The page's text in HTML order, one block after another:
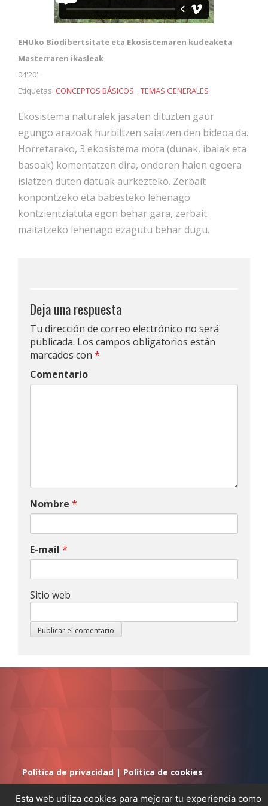
EHUko Biodibertsitate eta Ekosistemaren kudeaketa
Masterraren ikasleak
04'20''
Etiquetas: CONCEPTOS BÁSICOS ,TEMAS GENERALES
Ekosistema naturalek jasaten dituzten gaur
egungo arazoak hurbiltzen saiatzen den bideoa da.
Horretarako, 3 ekosistema mota (dunak, ibaiak eta
basoak) komentatzen dira, ondoren haien egoera
islatzen duten datuak aurkezteko. Zerbait
konpontzeko eta babesteko lehenago
kontzientziatuta egon behar gara, zerbait
maitatzeko lehenago ezagutu behar dugu.
Deja una respuesta
Tu dirección de correo electrónico no será
publicada. Los campos obligatorios están
marcados con *
Comentario
Nombre *
E-mail *
Sitio web
Política de privacidad | Política de cookies
Esta web utiliza cookies para mejorar tu experiencia como